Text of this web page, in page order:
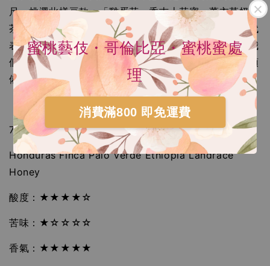
蜜桃藝伎・哥倫比亞・蜜桃蜜處
理
消費滿800 即免運費
手沖 濾紙 | Hario V60 02濾紙(2-4人份) 100張
無漂白 日本製造
NT$ 80
- +
尺，挑選此樣豆款：「雞蛋花、香吉士花蜜、薰衣草奶
茶，層次豐富；短時間水洗即擁有明亮酸質，紫花風味代
表本身質地扎實甜感充足。」這樣的純粹好味道，值得我
們從許多樣品中，遴選而出介紹給內行的路友們，手刀預
備備！錯過可惜！
7_茶蜜雪梨・宏都拉斯・衣索比亞種・蜜處理
Honduras Finca Palo Verde Ethiopia Landrace
Honey
酸度：★★★★☆
苦味：★☆☆☆☆
香氣：★★★★★